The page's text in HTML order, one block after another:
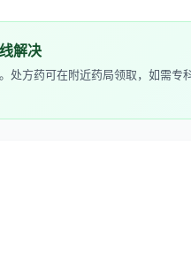
解决
处方药可在附近药局领取，如需专